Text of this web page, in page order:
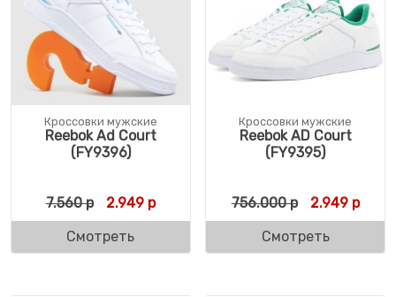
Кроссовки мужские
Reebok Ad Court
(FY9396)
7.560р Первоначальная цена составляла 7.560 р.
2.949рТекущая цена: 2.949 р.
Смотреть
Кроссовки мужские
Reebok AD Court
(FY9395)
756.000р 2.949р
Смотреть